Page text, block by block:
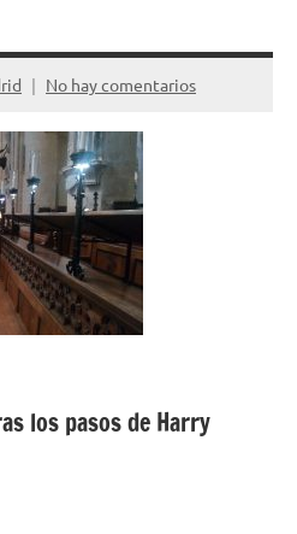
No hay comentarios
los pasos de Harry